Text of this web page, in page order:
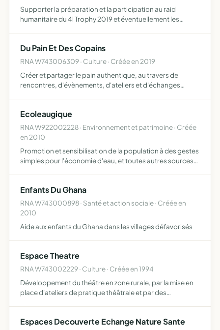
Supporter la préparation et la participation au raid
humanitaire du 4l Trophy 2019 et éventuellement les
culturelles …
Du Pain Et Des Copains
RNA W743006309 · Culture · Créée en 2019
Créer et partager le pain authentique, au travers de
rencontres, d'évènements, d'ateliers et d'échanges
Ecoleaugique
RNA W922002228 · Environnement et patrimoine · Créée
en 2010
Promotion et sensibilisation de la population à des gestes
simples pour l'économie d'eau, et toutes autres sources
Enfants Du Ghana
RNA W743000898 · Santé et action sociale · Créée en
2010
Aide aux enfants du Ghana dans les villages défavorisés
Espace Theatre
RNA W743002229 · Culture · Créée en 1994
Développement du théâtre en zone rurale, par la mise en
place d'ateliers de pratique théâtrale et par des
Espaces Decouverte Echange Nature Sante